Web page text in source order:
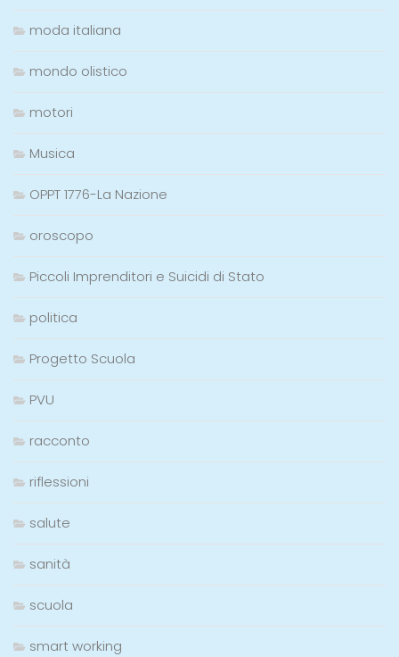
moda italiana
mondo olistico
motori
Musica
OPPT 1776-La Nazione
oroscopo
Piccoli Imprenditori e Suicidi di Stato
politica
Progetto Scuola
PVU
racconto
riflessioni
salute
sanità
scuola
smart working